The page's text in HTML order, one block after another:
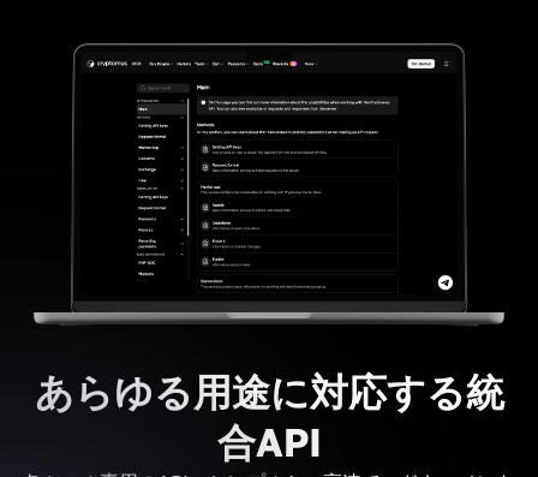
あらゆる用途に対応する統
合API